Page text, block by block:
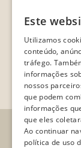
Termos de
Este
Utilizamos
conteúdo,
tráfego.
informações
nossos
que podem
informações
que eles
Ao continuar
política de uso